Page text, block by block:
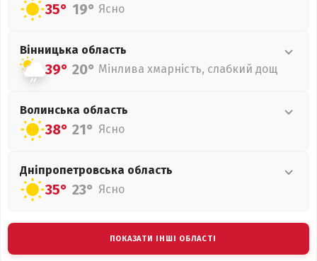
35° 19° Ясно
Вінницька область
39° 20° Мінлива хмарність, слабкий дощ
Волинська область
38° 21° Ясно
Дніпропетровська область
35° 23° Ясно
ПОКАЗАТИ ІНШІ ОБЛАСТІ